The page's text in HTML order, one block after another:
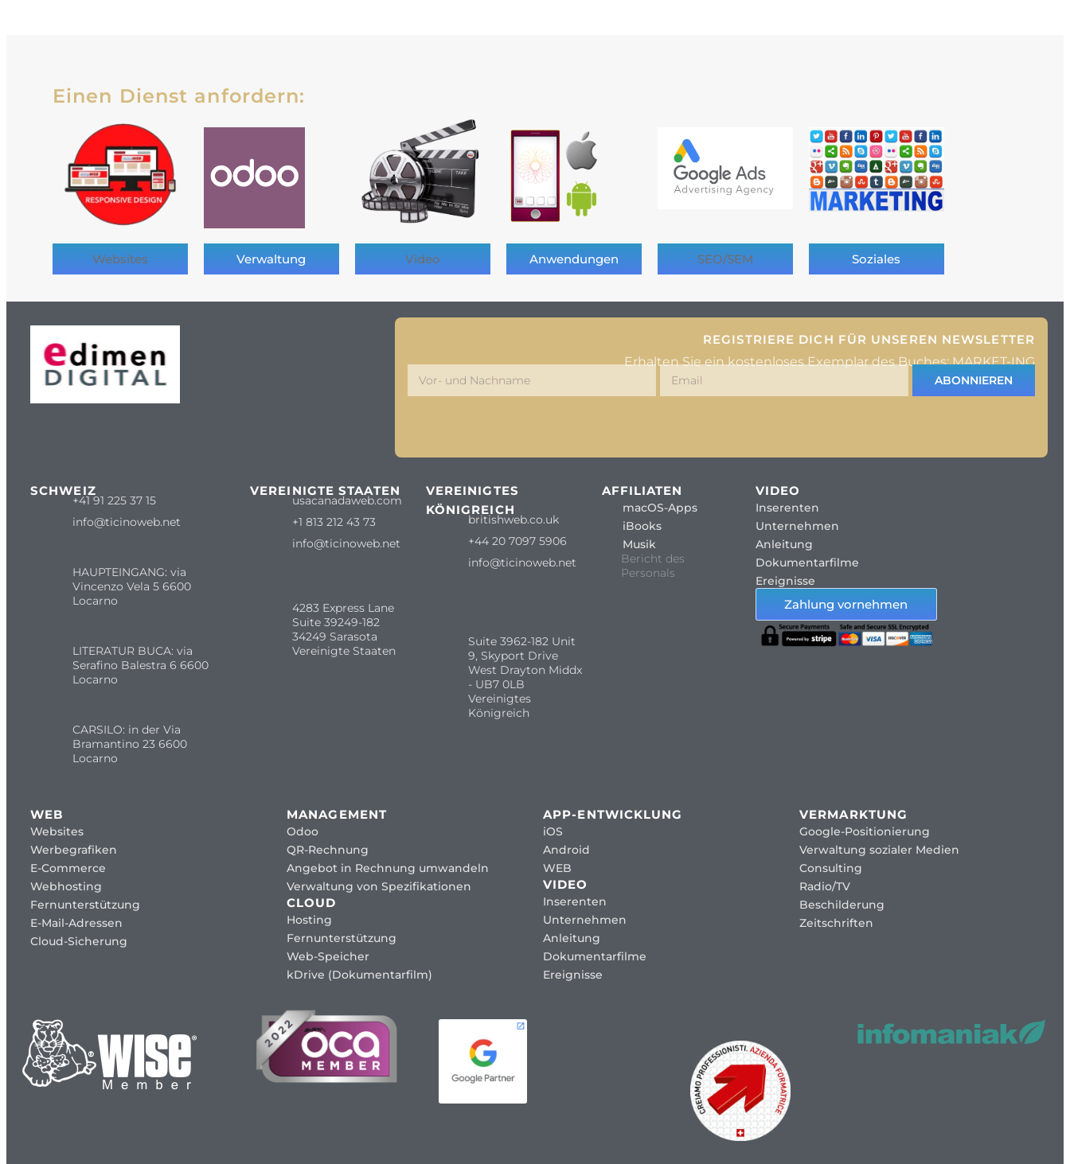
Einen Dienst anfordern:
Websites Verwaltung Video Anwendungen SEO/SEM Soziales
REGISTRIERE DICH FÜR UNSEREN NEWSLETTER
Erhalten Sie ein kostenloses Exemplar des Buches: MARKET-ING
ABONNIEREN
SCHWEIZ
+41 91 225 37 15
info@ticinoweb.net
HAUPTEINGANG: via
Vincenzo Vela 5 6600
Locarno
LITERATUR BUCA: via
Serafino Balestra 6 6600
Locarno
CARSILO: in der Via
Bramantino 23 6600
Locarno
VEREINIGTE STAATEN
usacanadaweb.com
+1 813 212 43 73
info@ticinoweb.net
4283 Express Lane
Suite 39249-182
34249 Sarasota
Vereinigte Staaten
VEREINIGTES
KÖNIGREICH
britishweb.co.uk
+44 20 7097 5906
info@ticinoweb.net
Suite 3962-182 Unit
9, Skyport Drive
West Drayton Middx
- UB7 0LB
Vereinigtes
Königreich
AFFILIATEN
macOS-Apps
iBooks
Musik
Bericht des
Personals
VIDEO
Inserenten
Unternehmen
Anleitung
Dokumentarfilme
Ereignisse
Zahlung vornehmen
WEB
Websites
Werbegrafiken
E-Commerce
Webhosting
Fernunterstützung
E-Mail-Adressen
Cloud-Sicherung
MANAGEMENT
Odoo
QR-Rechnung
Angebot in Rechnung umwandeln
Verwaltung von Spezifikationen
CLOUD
Hosting
Fernunterstützung
Web-Speicher
kDrive (Dokumentarfilm)
APP-ENTWICKLUNG
iOS
Android
WEB
VIDEO
Inserenten
Unternehmen
Anleitung
Dokumentarfilme
Ereignisse
VERMARKTUNG
Google-Positionierung
Verwaltung sozialer Medien
Consulting
Radio/TV
Beschilderung
Zeitschriften